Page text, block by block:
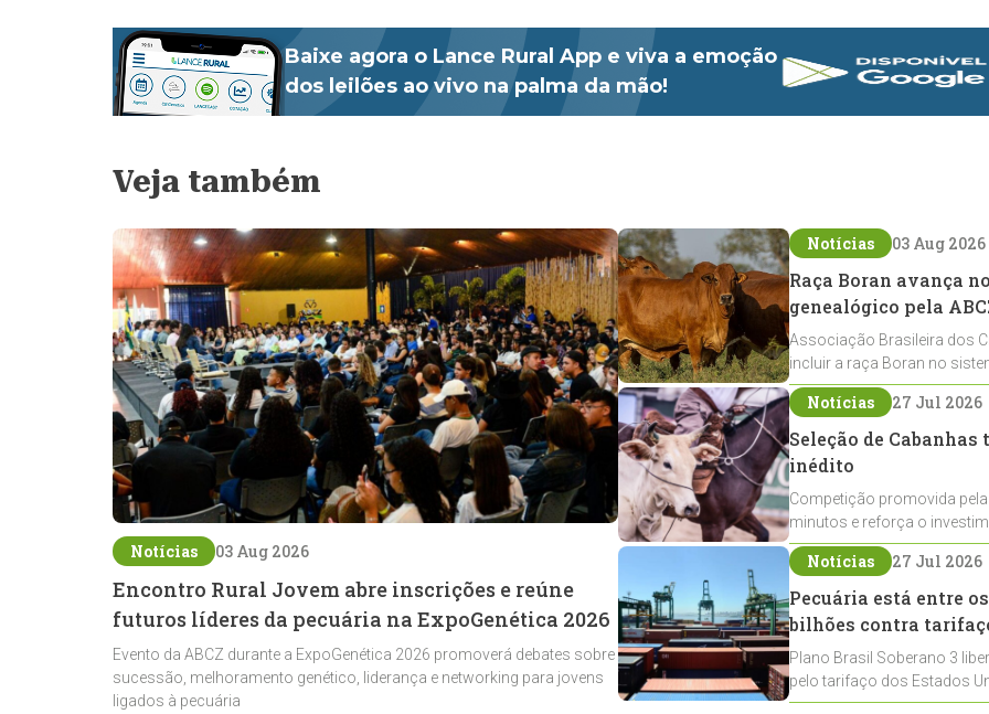
Baixe agora o Lance Rural App e viva a emoção
dos leilões ao vivo na palma da mão!
Veja também
Notícias 03 Aug 2026
Encontro Rural Jovem abre inscrições e reúne
futuros líderes da pecuária na ExpoGenética 2026
Evento da ABCZ durante a ExpoGenética 2026 promoverá debates sobre
sucessão, melhoramento genético, liderança e networking para jovens
ligados à pecuária
Notícias 03 Aug 2026
Raça Boran avança
genealógico pela
Associação Brasileira dos
incluir a raça Boran no
expansão na pecuária
Notícias 27 Jul 2026
Seleção de
inédito
Competição promovida
minutos e reforça o
Crioulos voltados ao laço
Notícias 27 Jul 2026
Pecuária está entre
bilhões contra
Plano Brasil Soberano 3
pelo tarifaço dos Estados
contemplados